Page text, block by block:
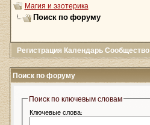
Магия и эзотерика
Поиск по форуму
Регистрация КалендарьСообщество
Поиск по форуму
Поиск по ключевым словам
Ключевые слова: